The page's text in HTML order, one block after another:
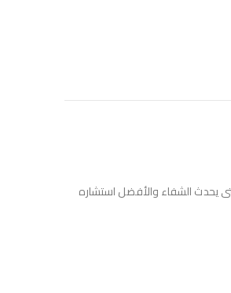
يحدث الشفاء والأفضل استشاره